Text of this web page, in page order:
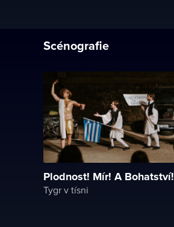
Scénografie
Plodnost! Mír! A Bohatství!
Tygr v tísni